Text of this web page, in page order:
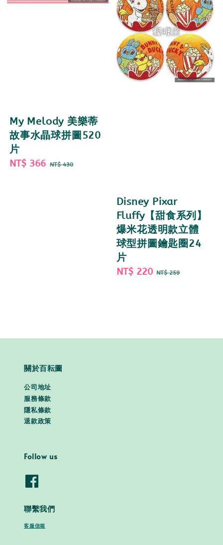
My Melody 美樂蒂
故事水晶球拼圖520
片
Sale
NT$ 366 Regular
NT$ 430
Disney Pixar
Fluffy【甜食系列】
爆米花透明款立體
球型拼圖鑰匙圈24
片
Sale
NT$ 220 Regular
NT$ 259
關於百耘圖
公司地址
服務條款
隱私條款
退款政策
Follow us
聯繫我們
客服信箱